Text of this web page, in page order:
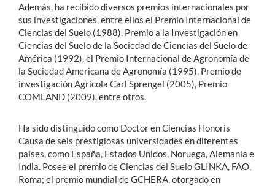
Además, ha recibido diversos premios internacionales por
sus investigaciones, entre ellos el Premio Internacional de
Ciencias del Suelo (1988), Premio a la Investigación en
Ciencias del Suelo de la Sociedad de Ciencias del Suelo de
América (1992), el Premio Internacional de Agronomía de
la Sociedad Americana de Agronomía (1995), Premio de
investigación Agrícola Carl Sprengel (2005), Premio
COMLAND (2009), entre otros.
Ha sido distinguido como Doctor en Ciencias Honoris
Causa de seis prestigiosas universidades en diferentes
países, como España, Estados Unidos, Noruega, Alemania e
India. Posee el premio de Ciencias del Suelo GLINKA, FAO,
Roma; el premio mundial de GCHERA, otorgado en